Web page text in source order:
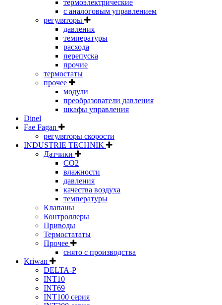
термоэлектрические
с аналоговым управлением
регуляторы
давления
температуры
расхода
перепуска
прочие
термостаты
прочее
модули
преобразователи давления
шкафы управления
Dinel
Fae Fagan
регуляторы скорости
INDUSTRIE TECHNIK
Датчики
CO2
влажности
давления
качества воздуха
температуры
Клапаны
Контроллеры
Приводы
Термостататы
Прочее
снято с производства
Kriwan
DELTA-P
INT10
INT69
INT100 серия